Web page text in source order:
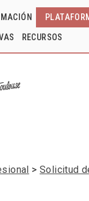
RECURSOS
Solicitud